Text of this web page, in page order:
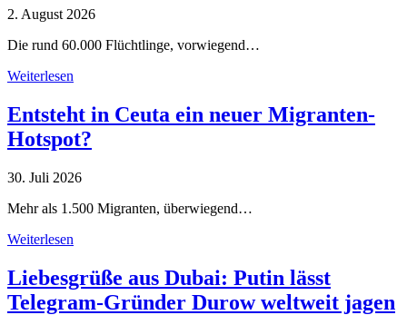
2. August 2026
Die rund 60.000 Flüchtlinge, vorwiegend…
Weiterlesen
Entsteht in Ceuta ein neuer Migranten-
Hotspot?
30. Juli 2026
Mehr als 1.500 Migranten, überwiegend…
Weiterlesen
Liebesgrüße aus Dubai: Putin lässt
Telegram-Gründer Durow weltweit jagen